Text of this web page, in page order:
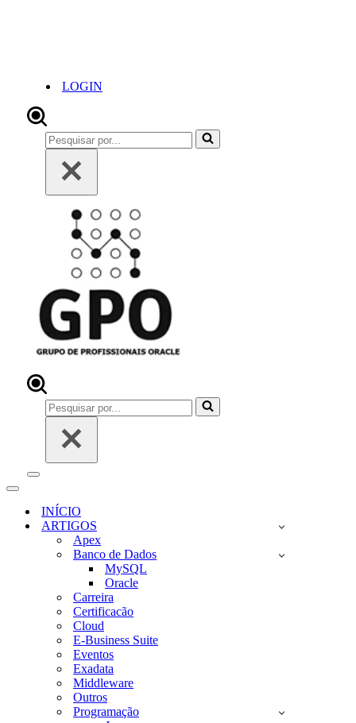
LOGIN
Pesquisar
por...
Pesquisar
por...
Menu
navegação
Menu
navegaçãoINÍCIO
ARTIGOS
Apex
Banco de Dados
MySQL
Oracle
Carreira
Certificacão
Cloud
E-Business Suite
Eventos
Exadata
Middleware
Outros
Programação